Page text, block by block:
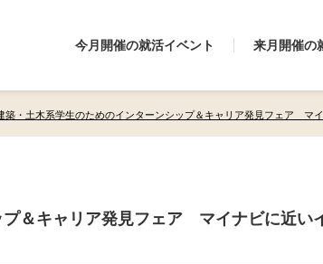
今月開催の就活イベント 来月開催の
築・土木系学生のためのインターンシップ＆キャリア発見フェア マ
＆キャリア発見フェア マイナビに近い